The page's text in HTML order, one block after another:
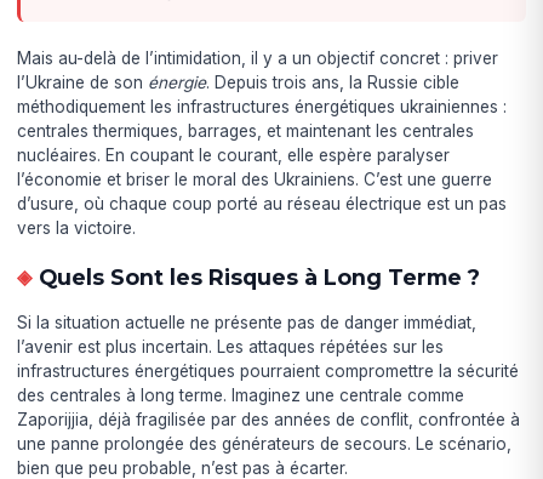
Mais au-delà de l’intimidation, il y a un objectif concret : priver
l’Ukraine de son énergie. Depuis trois ans, la Russie cible
méthodiquement les infrastructures énergétiques ukrainiennes :
centrales thermiques, barrages, et maintenant les centrales
nucléaires. En coupant le courant, elle espère paralyser
l’économie et briser le moral des Ukrainiens. C’est une guerre
d’usure, où chaque coup porté au réseau électrique est un pas
vers la victoire.
Quels Sont les Risques à Long Terme ?
Si la situation actuelle ne présente pas de danger immédiat,
l’avenir est plus incertain. Les attaques répétées sur les
infrastructures énergétiques pourraient compromettre la sécurité
des centrales à long terme. Imaginez une centrale comme
Zaporijjia, déjà fragilisée par des années de conflit, confrontée à
une panne prolongée des générateurs de secours. Le scénario,
bien que peu probable, n’est pas à écarter.